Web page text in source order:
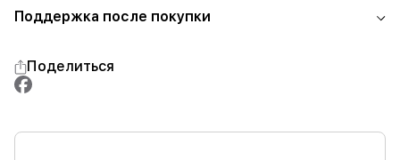
Поддержка после покупки
Поделиться